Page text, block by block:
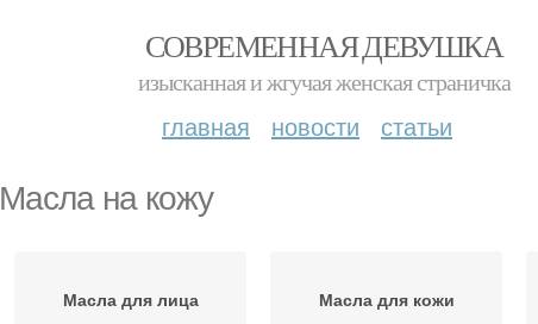
СОВРЕМЕННАЯ ДЕВУШКА
изысканная и жгучая женская страничка
главная новости статьи
Масла на кожу
Масла для лица Масла для кожи